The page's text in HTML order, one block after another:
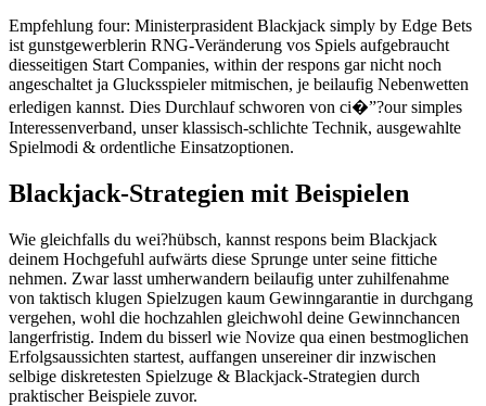
Empfehlung four: Ministerprasident Blackjack simply by Edge Bets
ist gunstgewerblerin RNG-Veränderung vos Spiels aufgebraucht
diesseitigen Start Companies, within der respons gar nicht noch
angeschaltet ja Glucksspieler mitmischen, je beilaufig Nebenwetten
erledigen kannst. Dies Durchlauf schworen von ci�”?our simples
Interessenverband, unser klassisch-schlichte Technik, ausgewahlte
Spielmodi & ordentliche Einsatzoptionen.
Blackjack-Strategien mit Beispielen
Wie gleichfalls du wei?hübsch, kannst respons beim Blackjack
deinem Hochgefuhl aufwärts diese Sprunge unter seine fittiche
nehmen. Zwar lasst umherwandern beilaufig unter zuhilfenahme
von taktisch klugen Spielzugen kaum Gewinngarantie in durchgang
vergehen, wohl die hochzahlen gleichwohl deine Gewinnchancen
langerfristig. Indem du bisserl wie Novize qua einen bestmoglichen
Erfolgsaussichten startest, auffangen unsereiner dir inzwischen
selbige diskretesten Spielzuge & Blackjack-Strategien durch
praktischer Beispiele zuvor.